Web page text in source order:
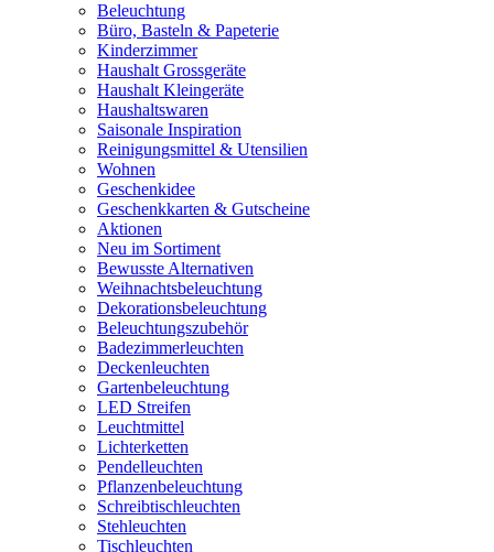
Beleuchtung
Büro, Basteln & Papeterie
Kinderzimmer
Haushalt Grossgeräte
Haushalt Kleingeräte
Haushaltswaren
Saisonale Inspiration
Reinigungsmittel & Utensilien
Wohnen
Geschenkidee
Geschenkkarten & Gutscheine
Aktionen
Neu im Sortiment
Bewusste Alternativen
Weihnachtsbeleuchtung
Dekorationsbeleuchtung
Beleuchtungszubehör
Badezimmerleuchten
Deckenleuchten
Gartenbeleuchtung
LED Streifen
Leuchtmittel
Lichterketten
Pendelleuchten
Pflanzenbeleuchtung
Schreibtischleuchten
Stehleuchten
Tischleuchten